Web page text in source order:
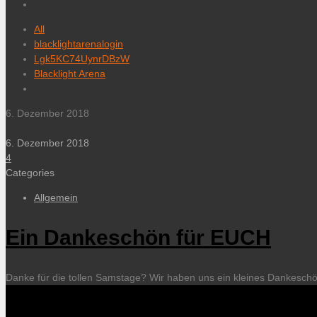
All
blacklightarenalogin
Lgk5KC74UynrDBzW
Blacklight Arena
6. Dezember 2018
6. Dezember 2018
4
Categories
Allgemein
Ein Dankeschön für EUCH
Danke für die tollen Samstage? Wir haben uns ein kleines